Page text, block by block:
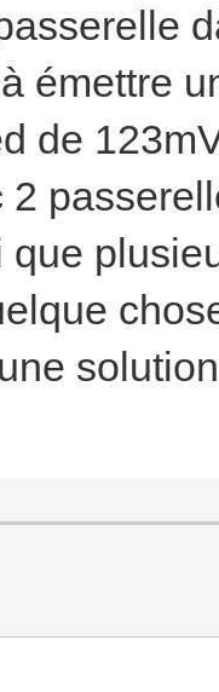
émettre
de
que